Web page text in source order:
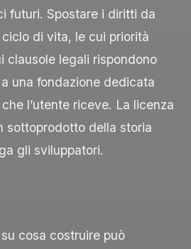
futuri. Spostare i diritti da
di vita, le cui priorità
clausole legali rispondono
una fondazione dedicata
l’utente riceve. La licenza
sottoprodotto della storia
gli sviluppatori.
cosa costruire può